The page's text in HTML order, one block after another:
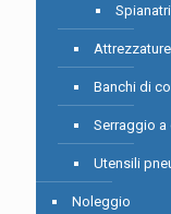
Banchi di
Serraggio
Utensili
Noleggio